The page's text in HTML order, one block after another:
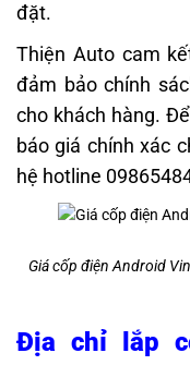
đặt.
Thiện Auto cam
đảm bảo chính
cho khách hàng.
báo giá chính xác
hệ hotline
Giá cốp điện Android
Địa chỉ lắp